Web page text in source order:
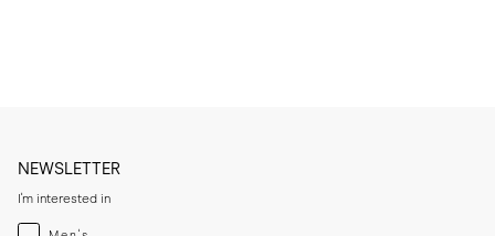
NEWSLETTER
I'm interested in
Menswear